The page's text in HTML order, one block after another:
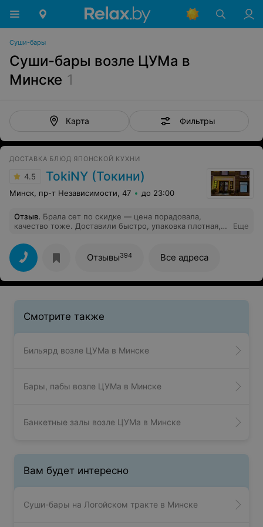
Суши-бары
Суши-бары возле ЦУМа в
Минске 1
Карта Фильтры
ДОСТАВКА БЛЮД ЯПОНСКОЙ КУХНИ
4.5 TokiNY (Токини)
Минск, пр-т Независимости, 47 до 23:00
Отзыв. Брала сет по скидке — цена порадовала,
качество тоже. Доставили быстро, упаковка плотная,
возвращаться.
Еще
Отзывы394 Все адреса
Смотрите также
Бильярд возле ЦУМа в Минске
Бары, пабы возле ЦУМа в Минске
Банкетные залы возле ЦУМа в Минске
Вам будет интересно
Суши-бары на Логойском тракте в Минске